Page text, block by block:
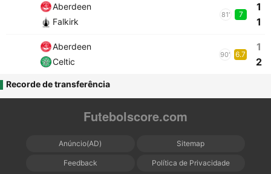
Aberdeen
Falkirk
81' 7
1
1
Aberdeen
Celtic
90' 6.7
1
2
Recorde de transferência
Futebolscore.com
Anúncio(AD) Sitemap
Feedback Política de Privacidade